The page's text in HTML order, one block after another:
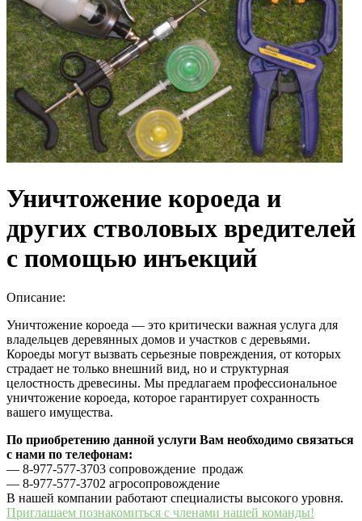
Уничтожение короеда и
других стволовых вредителей
с помощью инъекций
Описание:
Уничтожение короеда — это критически важная услуга для
владельцев деревянных домов и участков с деревьями.
Короеды могут вызвать серьезные повреждения, от которых
страдает не только внешний вид, но и структурная
целостность древесины. Мы предлагаем профессиональное
уничтожение короеда, которое гарантирует сохранность
вашего имущества.
По приобретению данной услуги Вам необходимо связаться
с нами по телефонам:
— 8-977-577-3703 сопровождение продаж
— 8-977-577-3702 агросопровождение
В нашей компании работают специалисты высокого уровня.
Приглашаем познакомиться с членами нашей команды!